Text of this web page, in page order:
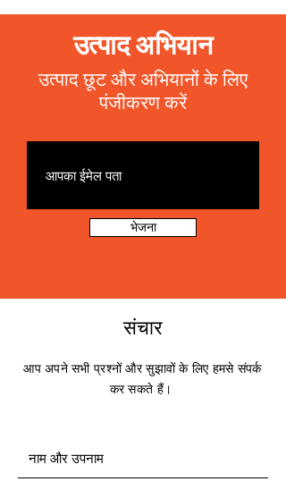
उत्पाद अभियान
उत्पाद छूट और अभियानों के लिए
पंजीकरण करें
भेजना
संचार
आप अपने सभी प्रश्नों और सुझावों के लिए हमसे संपर्क
कर सकते हैं।